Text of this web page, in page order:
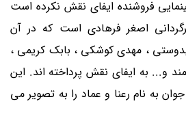
فروشنده ایفای نقش نکرده است
اصغر فرهادی است که در آن
، مهدی کوشکی ، بابک کریمی ،
و... به ایفای نقش پرداخته اند. این
به نام رعنا و عماد را به تصویر می